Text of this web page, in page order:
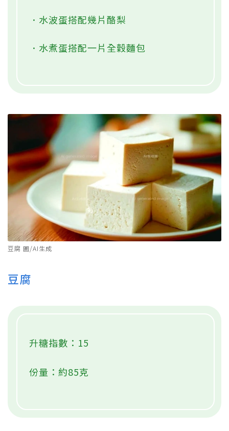
．水波蛋搭配幾片酪梨
．水煮蛋搭配一片全穀麵包
豆腐 圖/AI生成
豆腐
升糖指數：15
份量：約85克